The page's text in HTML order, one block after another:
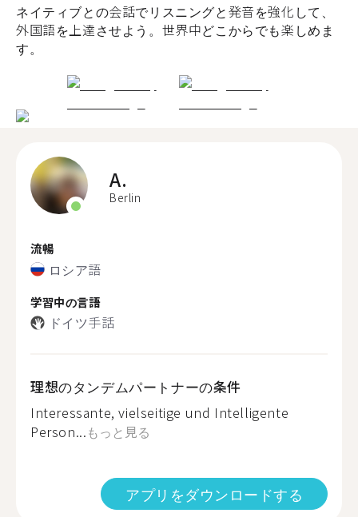
ネイティブとの会話でリスニングと発音を強化して、
外国語を上達させよう。世界中どこからでも楽しめま
す。
A.
Berlin
流暢
ロシア語
学習中の言語
ドイツ手話
理想のタンデムパートナーの条件
Interessante, vielseitige und Intelligente
Person...もっと見る
アプリをダウンロードする